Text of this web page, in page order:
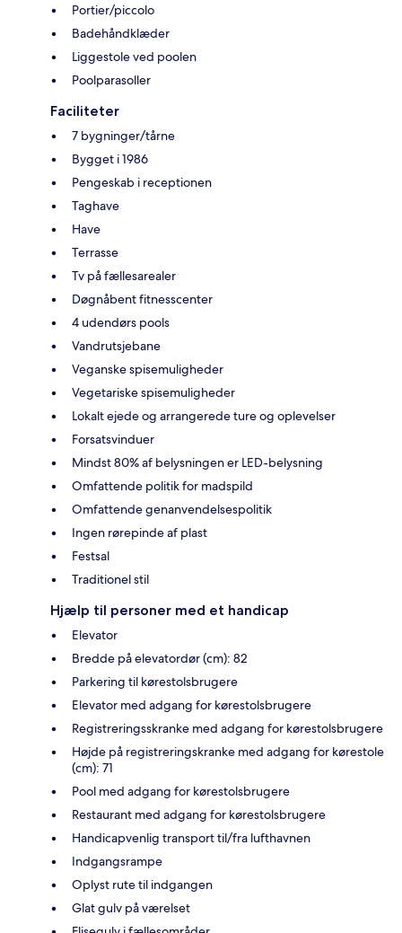
Portier/piccolo
Badehåndklæder
Liggestole ved poolen
Poolparasoller
Faciliteter
7 bygninger/tårne
Bygget i 1986
Pengeskab i receptionen
Taghave
Have
Terrasse
Tv på fællesarealer
Døgnåbent fitnesscenter
4 udendørs pools
Vandrutsjebane
Veganske spisemuligheder
Vegetariske spisemuligheder
Lokalt ejede og arrangerede ture og oplevelser
Forsatsvinduer
Mindst 80% af belysningen er LED-belysning
Omfattende politik for madspild
Omfattende genanvendelsespolitik
Ingen rørepinde af plast
Festsal
Traditionel stil
Hjælp til personer med et handicap
Elevator
Bredde på elevatordør (cm): 82
Parkering til kørestolsbrugere
Elevator med adgang for kørestolsbrugere
Registreringsskranke med adgang for kørestolsbrugere
Højde på registreringskranke med adgang for kørestole
(cm): 71
Pool med adgang for kørestolsbrugere
Restaurant med adgang for kørestolsbrugere
Handicapvenlig transport til/fra lufthavnen
Indgangsrampe
Oplyst rute til indgangen
Glat gulv på værelset